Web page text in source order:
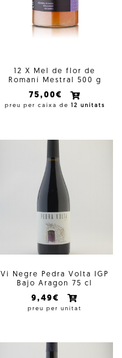
12 X Mel de flor de
Romaní Mestral 500 g
75,00€
preu per caixa de 12 unitats
Vi Negre Pedra Volta IGP
Bajo Aragon 75 cl
9,49€
preu per unitat